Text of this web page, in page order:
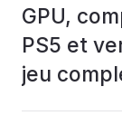
GPU,
PS5 et
jeu